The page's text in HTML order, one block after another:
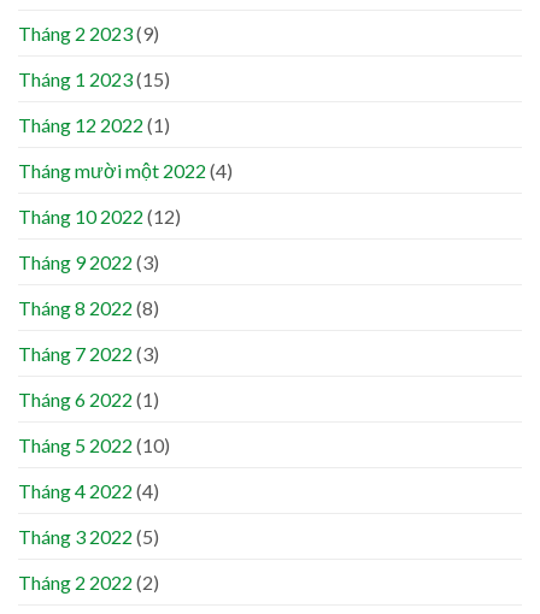
Tháng 2 2023(9)
Tháng 1 2023(15)
Tháng 12 2022 (1)
Tháng mười một 2022 (4)
Tháng 10 2022 (12)
Tháng 9 2022 (3)
Tháng 8 2022 (8)
Tháng 7 2022 (3)
Tháng 6 2022 (1)
Tháng 5 2022 (10)
Tháng 4 2022 (4)
Tháng 3 2022 (5)
Tháng 2 2022 (2)